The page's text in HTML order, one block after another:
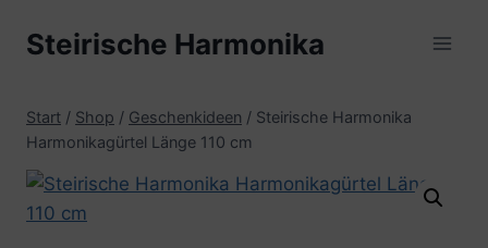
InhaltSteirische Harmonika
Start / Shop / Geschenkideen / Steirische Harmonika
Harmonikagürtel Länge 110 cm